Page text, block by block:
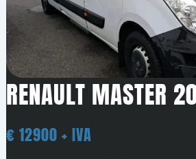
RENAULT MASTER
€ 12900 + IVA